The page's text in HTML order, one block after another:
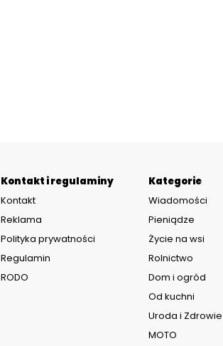
Kontakt i regulaminy
Kontakt
Reklama
Polityka prywatności
Regulamin
RODO
Kategorie
Wiadomości
Pieniądze
Życie na wsi
Rolnictwo
Dom i ogród
Od kuchni
Uroda i Zdrowie
MOTO